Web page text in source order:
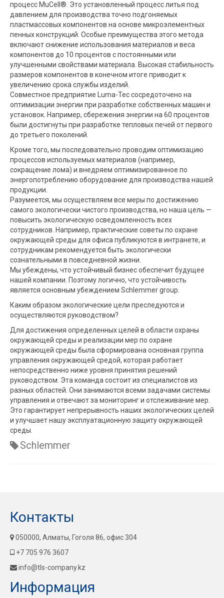
процесс MuCell®. Это установленный процесс литья под
давлением для производства точно подгоняемых
пластмассовых компонентов на основе микроэлементных
пенных конструкций. Особые преимущества этого метода
включают снижение использования материалов и веса
компонентов до 10 процентов с постоянными или
улучшенными свойствами материала. Высокая стабильность
размеров компонентов в конечном итоге приводит к
увеличению срока службы изделий.
Совместное предприятие Luma-Tec сосредоточено на
оптимизации энергии при разработке собственных машин и
установок. Например, сбережения энергии на 60 процентов
были достигнуты при разработке тепловых печей от первого
до третьего поколений.
Кроме того, мы последовательно проводим оптимизацию
процессов используемых материалов (например,
сокращение лома) и внедряем оптимизированное по
энергопотреблению оборудование для производства нашей
продукции.
Разумеется, мы осуществляем все меры по достижению
самого экологически чистого производства, но наша цель —
повысить экологическую осведомленность всех
сотрудников. Например, практические советы по охране
окружающей среды для офиса публикуются в интранете, и
сотрудникам рекомендуется быть экологически
сознательными в повседневной жизни.
Мы убеждены, что устойчивый бизнес обеспечит будущее
нашей компании. Поэтому логично, что устойчивость
является основным убеждением Schlemmer group.
Каким образом экологические цели преследуются и
осуществляются руководством?
Для достижения определенных целей в области охраны
окружающей среды и реализации мер по охране
окружающей среды была сформирована основная группа
управления окружающей средой, которая работает
непосредственно ниже уровня принятия решений
руководством. Эта команда состоит из специалистов из
разных областей. Они занимаются всеми задачами системы
управления и отвечают за мониторинг и отслеживание мер.
Это гарантирует непрерывность наших экологических целей
и улучшает нашу эксплуатационную защиту окружающей
среды.
Schlemmer
Контакты
050000, Алматы, Гоголя 86, офис 304
+7 705 976 3607
info@tls-company.kz
Информация